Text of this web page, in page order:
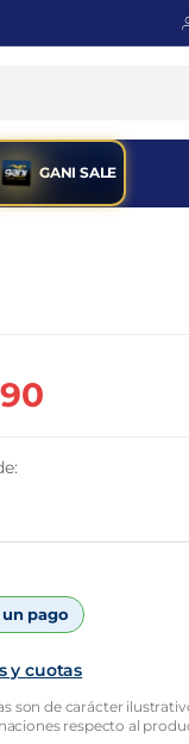
GANI SALE
pago
y cuotas
son de carácter
respecto al